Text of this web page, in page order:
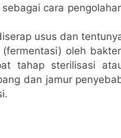
cara
usus dan
oleh
tahap sterilisasi
dan jamur